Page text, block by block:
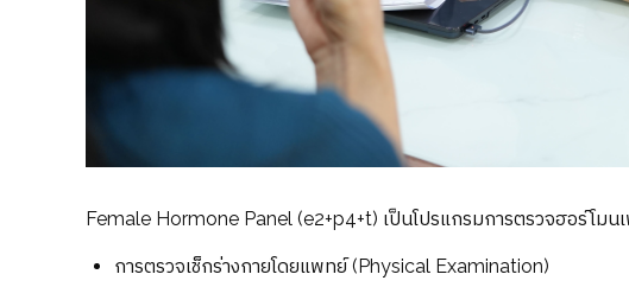
Female Hormone Panel (e2+p4+t) เป็นโปรแกรมการตรวจฮอร์โม
การตรวจเช็กร่างกายโดยแพทย์ (Physical Examination)